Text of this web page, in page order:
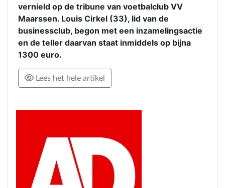
vernield op de tribune van voetbalclub VV
Maarssen. Louis Cirkel (33), lid van de
businessclub, begon met een inzamelingsactie
en de teller daarvan staat inmiddels op bijna
1300 euro.
Lees het hele artikel